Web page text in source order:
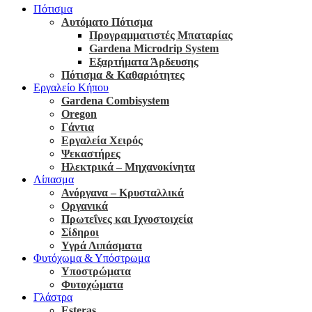
Πότισμα
Αυτόματο Πότισμα
Προγραμματιστές Μπαταρίας
Gardena Microdrip System
Εξαρτήματα Άρδευσης
Πότισμα & Καθαριότητες
Εργαλείο Κήπου
Gardena Combisystem
Oregon
Γάντια
Εργαλεία Χειρός
Ψεκαστήρες
Ηλεκτρικά – Μηχανοκίνητα
Λίπασμα
Ανόργανα – Κρυσταλλικά
Οργανικά
Πρωτεΐνες και Ιχνοστοιχεία
Σίδηροι
Υγρά Λιπάσματα
Φυτόχωμα & Υπόστρωμα
Υποστρώματα
Φυτοχώματα
Γλάστρα